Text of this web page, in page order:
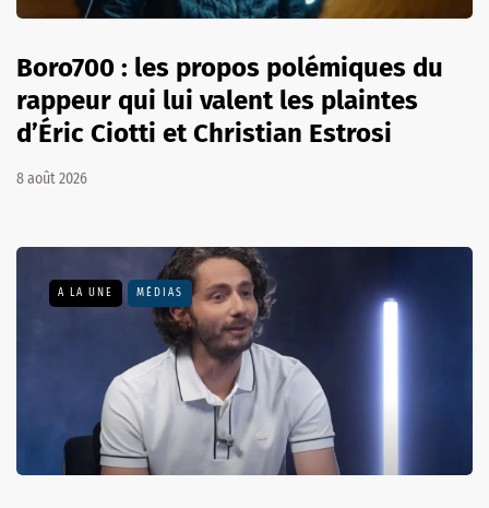
Boro700 : les propos polémiques du
rappeur qui lui valent les plaintes
d’Éric Ciotti et Christian Estrosi
8 août 2026
A LA UNE MÉDIAS